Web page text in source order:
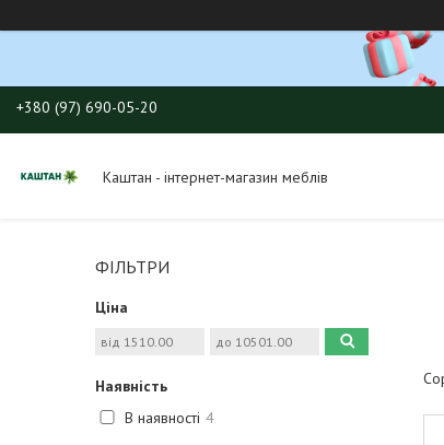
+380 (97) 690-05-20
Каштан - інтернет-магазин меблів
ФІЛЬТРИ
Ціна
Наявність
В наявності 4